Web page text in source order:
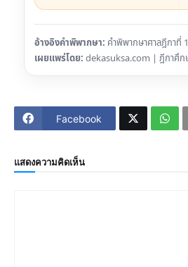
อ้างอิงคำพิพากษา: คำพิพากษาศาลฎีกาที่
เผยแพร่โดย: dekasuksa.com | ฎีกาศึก
Facebook
แสดงความคิดเห็น